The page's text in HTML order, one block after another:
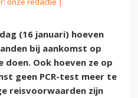
(16 januari) hoeven
bij aankomst op
Ook hoeven ze op
geen PCR-test meer te
reisvoorwaarden zijn